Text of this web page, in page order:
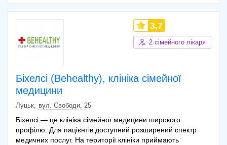
Біхелсі (Behealthy), клініка сімейної
медицини
3,7
2 сімейного лікаря
Луцьк вул. Свободи, 25
Біхелсі — це клініка сімейної медицини широкого
профілю. Для пацієнтів доступний розширений спектр
медичних послуг. На території клініки приймають